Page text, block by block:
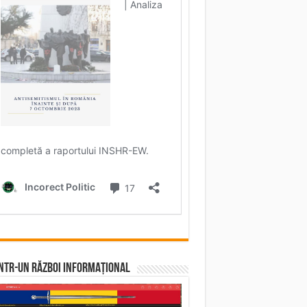
un RĂZBOI INFORMAȚIONAL